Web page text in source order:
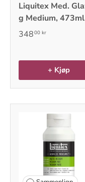
Liquitex Med.
g Medium, 473ml
34800 kr
+ Kjøp